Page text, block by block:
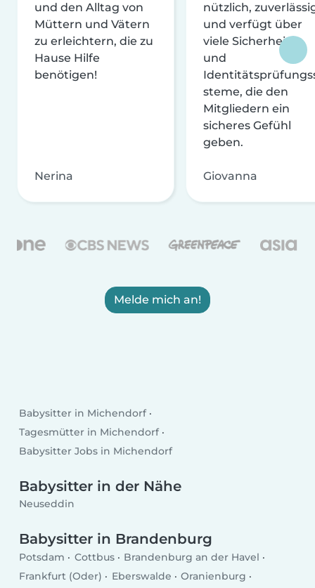
und den Alltag von
Müttern und Vätern
zu erleichtern, die zu
Hause Hilfe
benötigen!
Nerina
nützlich,
und verfügt über
viele Sicherheits-
und
steme, die den
Mitgliedern ein
sicheres Gefühl
geben.
Giovanna
Melde mich an!
Babysitter in Michendorf
Tagesmütter in Michendorf
Babysitter Jobs in Michendorf
Babysitter in der Nähe
Neuseddin
Babysitter in Brandenburg
Potsdam Cottbus
Brandenburg an der Havel
Frankfurt (Oder)
Eberswalde
Oranienburg